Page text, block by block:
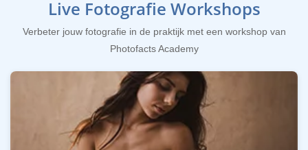
Live Fotografie Workshops
Verbeter jouw fotografie in de praktijk met een workshop van
Photofacts Academy